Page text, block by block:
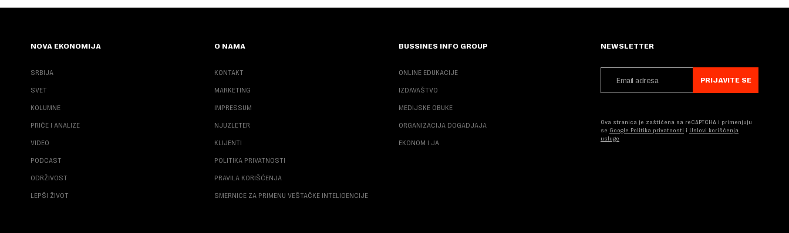
NOVA EKONOMIJA
SRBIJA
SVET
KOLUMNE
PRIČE I ANALIZE
VIDEO
PODCAST
ODRŽIVOST
LEPŠI ŽIVOT
O NAMA
KONTAKT
MARKETING
IMPRESSUM
NJUZLETER
KLIJENTI
POLITIKA PRIVATNOSTI
PRAVILA KORIŠĆENJA
SMERNICE ZA PRIMENU VEŠTAČKE INTELIGENCIJE
BUSSINES INFO GROUP
ONLINE EDUKACIJE
IZDAVAŠTVO
MEDIJSKE OBUKE
ORGANIZACIJA DOGADJAJA
EKONOM I JA
NEWSLETTER
PRIJAVITE SE
Ova stranica je zaštićena sa reCAPTCHA i primenjuju
se Google Politika privatnosti i Uslovi korišćenja
usluge